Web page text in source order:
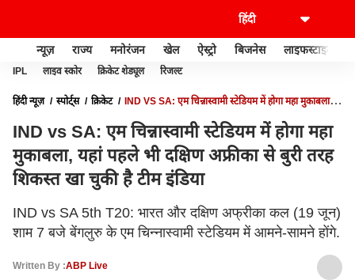
न्यूज़ राज्य मनोरंजन खेल ऐस्ट्रो बिजनेस लाइफस्टाइल
IPL लाइव स्कोर क्रिकेट शेड्यूल रिजल्ट
हिंदी न्यूज़ स्पोर्ट्स क्रिकेट
IND VS SA: एम चिन्नास्वामी स्टेडियम में होगा महा मुकाबला,
IND vs SA: एम चिन्नास्वामी स्टेडियम में होगा महा
मुकाबला, यहां पहले भी दक्षिण अफ्रीका से बुरी तरह
शिकस्त खा चुकी है टीम इंडिया
IND vs SA 5th T20: भारत और दक्षिण अफ्रीका कल (19 जून)
शाम 7 बजे बेंगलुरु के एम चिन्नास्वामी स्टेडियम में आमने-सामने होंगे.
Written By :ABP Live